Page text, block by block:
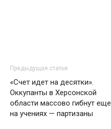
Предыдущая статья
«Счет идет на десятки».
Оккупанты в Херсонской
области массово гибнут еще
на учениях — партизаны